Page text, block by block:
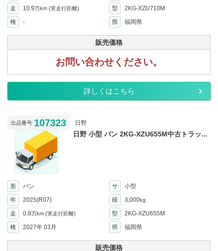
走 10.9万km (実走行距離) 型
2KG-XZU710M
検
- 県 福岡県
販売価格
お問い合わせください。
詳しくはこちら
出品番号 107323 日野
日野 小型 バン 2KG-XZU655M中古トラッ...
形 バン サ
小型
年
2025(R07) 積 3,000kg
走 0.8万km (実走行距離) 型
2KG-XZU655M
検
2027年 03月 県 福岡県
販売価格